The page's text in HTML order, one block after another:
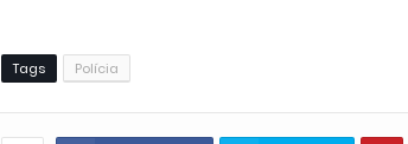
Tags Polícia